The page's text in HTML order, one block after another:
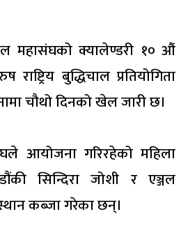
महासंघको क्यालेण्डरी १० औं
बुद्धिचाल प्रतियोगिता
चौथो दिनको खेल जारी छ।
आयोजना गरिरहेको महिला
सिन्दिरा जोशी र एञ्जल
कब्जा गरेका छन्।